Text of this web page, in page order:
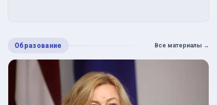
Образование Все материалы →